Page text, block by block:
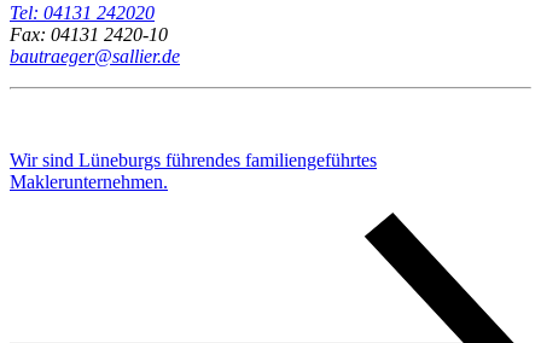
Tel: 04131 242020
Fax: 04131 2420-10
bautraeger@sallier.de
Wir sind Lüneburgs führendes familiengeführtes
Maklerunternehmen.